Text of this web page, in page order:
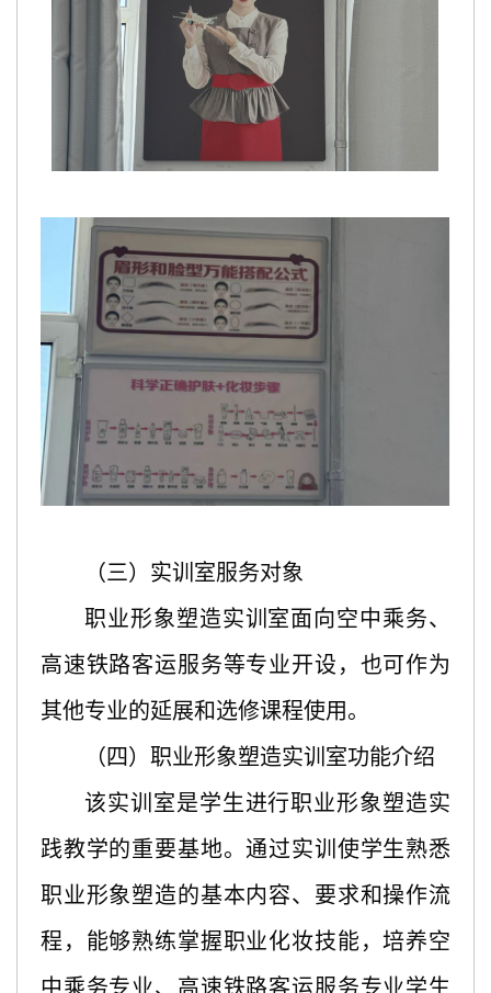
（三）实训室服务对象
职业形象塑造实训室面向空中乘务、
高速铁路客运服务等专业开设，也可作为
其他专业的延展和选修课程使用。
（四）职业形象塑造实训室功能介绍
该实训室是学生进行职业形象塑造实
践教学的重要基地。通过实训使学生熟悉
职业形象塑造的基本内容、要求和操作流
程，能够熟练掌握职业化妆技能，培养空
中乘务专业、高速铁路客运服务专业学生